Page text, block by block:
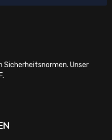
Sicherheitsnormen. Unser